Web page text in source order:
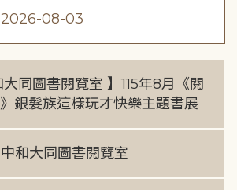
2026-08-03
大同圖書閱覽室 】115年8月《閱
銀髮族這樣玩才快樂主題書展
中和大同圖書閱覽室